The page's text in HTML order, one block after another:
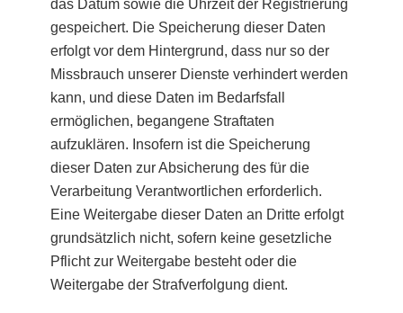
das Datum sowie die Uhrzeit der Registrierung
gespeichert. Die Speicherung dieser Daten
erfolgt vor dem Hintergrund, dass nur so der
Missbrauch unserer Dienste verhindert werden
kann, und diese Daten im Bedarfsfall
ermöglichen, begangene Straftaten
aufzuklären. Insofern ist die Speicherung
dieser Daten zur Absicherung des für die
Verarbeitung Verantwortlichen erforderlich.
Eine Weitergabe dieser Daten an Dritte erfolgt
grundsätzlich nicht, sofern keine gesetzliche
Pflicht zur Weitergabe besteht oder die
Weitergabe der Strafverfolgung dient.